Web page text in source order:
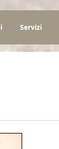
Servizi